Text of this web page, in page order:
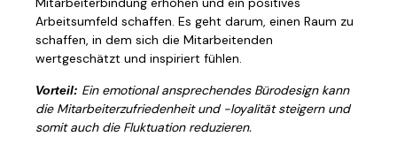
Arbeitsumfeld schaffen. Es geht darum, einen Raum zu
schaffen, in dem sich die Mitarbeitenden
wertgeschätzt und inspiriert fühlen.
Vorteil: Ein emotional ansprechendes Bürodesign kann
die Mitarbeiterzufriedenheit und -loyalität steigern und
somit auch die Fluktuation reduzieren.